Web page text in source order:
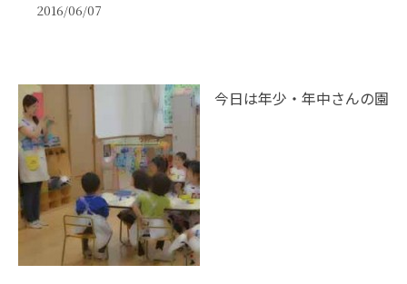
2016/06/07
今日は年少・年中さんの園